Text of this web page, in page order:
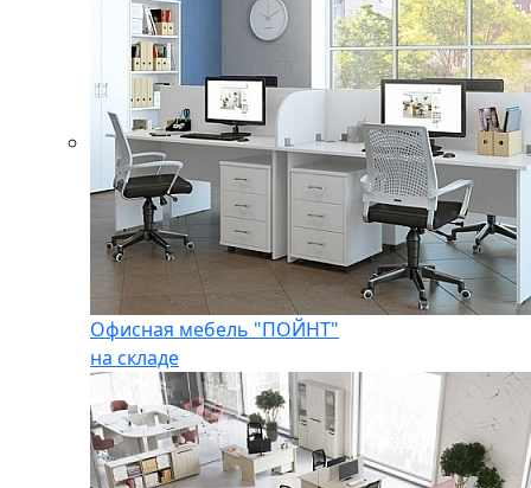
Офисная мебель "ПОЙНТ"
на складе